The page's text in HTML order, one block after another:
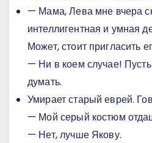
— Мама, Лева мне вчера
интеллигентная и умная
Может, стоит пригласить
— Ни в коем случае!
думать.
Умирает старый еврей.
— Мой серый костюм
— Нет, лучше Якову.